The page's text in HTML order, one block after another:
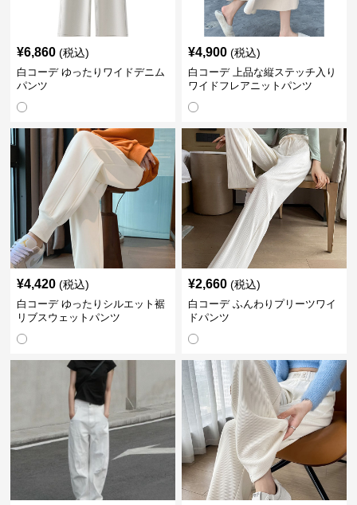
¥6,860 (税込)
白コーデ ゆったりワイドデニム
パンツ
¥4,900 (税込)
白コーデ 上品な縦ステッチ入り
ワイドフレアニットパンツ
¥4,420 (税込)
白コーデ ゆったりシルエット裾
リブスウェットパンツ
¥2,660 (税込)
白コーデ ふんわりプリーツワイ
ドパンツ